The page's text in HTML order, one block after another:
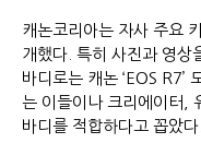
캐논코리아는 자사 주요
개했다. 특히 사진과 영상
바디로는 캐논 ‘EOS R7’
는 이들이나 크리에이터,
바디를 적합하다고 꼽았다.